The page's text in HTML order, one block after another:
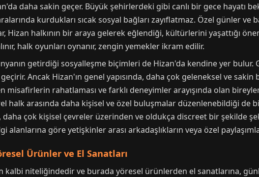
daha sakin geçer. Büyük şehirlerdeki gibi canlı bir gece hayatı
kurdukları sıcak sosyal bağları zayıflatmaz. Özel günler
Hizan halkının bir araya gelerek eğlendiği, kültürlerini yaşattığı
halk oyunları oynanır, zengin yemekler ikram edilir.
getirdiği sosyalleşme biçimleri de Hizan'da kendine yer bulur.
Ancak Hizan'ın genel yapısında, daha çok geleneksel ve sakin
misafirlerin rahatlaması ve farklı deneyimler arayışında olan
halk arasında daha kişisel ve özel buluşmalar düzenlenebildiği de
çok kişisel çevreler üzerinden ve oldukça discreet bir şekilde
alanlarına göre yetişkinler arası arkadaşlıkların veya özel
Ürünler ve El Sanatları
kalbi niteliğindedir ve burada yöresel ürünlerden el sanatlarına,